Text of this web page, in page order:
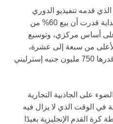
قدمه تنفيذيو الدوري
الإنجليزي الممتاز إن نمذجة البداية قدرت أن بيع 60% من
على أساس مركزي، وتوسيع
من سبعة إلى عشرة،
يمكن أن يولد إيرادات إضافية قدرها 750 مليون جنيه إسترليني
على الجاذبية التجارية
في الوقت الذي لا يزال فيه
كرة القدم الإنجليزية بعيدًا